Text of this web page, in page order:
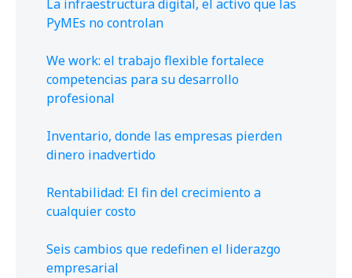
La infraestructura digital, el activo que las
PyMEs no controlan
We work: el trabajo flexible fortalece
competencias para su desarrollo
profesional
Inventario, donde las empresas pierden
dinero inadvertido
Rentabilidad: El fin del crecimiento a
cualquier costo
Seis cambios que redefinen el liderazgo
empresarial